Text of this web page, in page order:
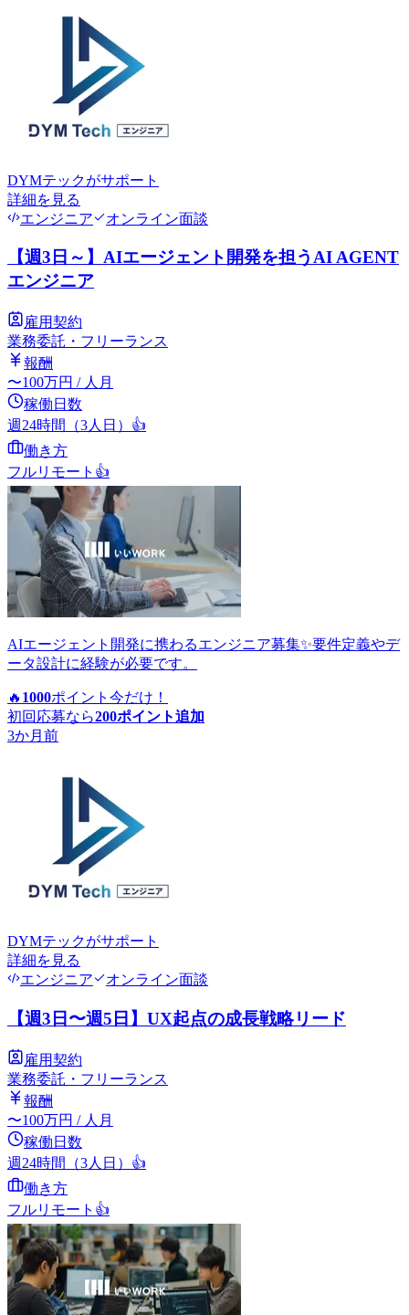
DYMテックがサポート
詳細を見る
エンジニア
オンライン面談
【週3日～】AIエージェント開発を担うAI AGENT
エンジニア
雇用契約
業務委託・フリーランス
報酬
〜100万円 / 人月
稼働日数
週24時間（3人日） 👍
働き方
フルリモート 👍
AIエージェント開発に携わるエンジニア募集✨要件定義やデ
ータ設計に経験が必要です。
🔥 1000ポイント 今だけ！
初回応募なら200ポイント追加
3か月前
DYMテックがサポート
詳細を見る
エンジニア
オンライン面談
【週3日〜週5日】UX起点の成長戦略リード
雇用契約
業務委託・フリーランス
報酬
〜100万円 / 人月
稼働日数
週24時間（3人日） 👍
働き方
フルリモート 👍